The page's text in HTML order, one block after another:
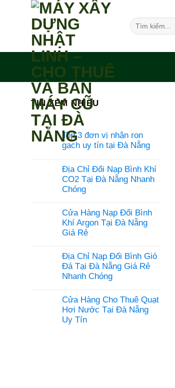
Tìm
kiếm:
TIN XEM NHIỀU
Top 3 đơn vị nhận ron
gạch uy tín tại Đà Nẵng
bình
luận
ở
Top
vị
nhận
ron
gạch
tại
Đà
Nẵng
Địa Chỉ Đổi Nạp Bình Khí
CO2 Tại Đà Nẵng Nhanh
Chóng
bình
luận
ở
Địa
Nạp
Bình
Khí
CO2
Nẵng
Nhanh
Chóng
Cửa Hàng Nạp Đổi Bình
Khí Argon Tại Đà Nẵng
Giá Rẻ
bình
luận
ở
Cửa
Đổi
Bình
Khí
Argon
Địa Chỉ Nạp Đổi Bình Gió
Đá Tại Đà Nẵng Giá Rẻ
Nhanh Chóng
bình
luận
ở
Địa
Cửa Hàng Cho Thuê Quạt
Hơi Nước Tại Đà Nẵng
Uy Tín